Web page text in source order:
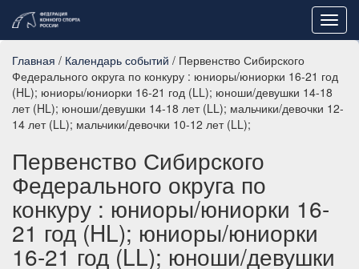
Главная / Календарь событий / Первенство Сибирского
Федерального округа по конкуру : юниоры/юниорки 16-21 год
(HL); юниоры/юниорки 16-21 год (LL); юноши/девушки 14-18
лет (HL); юноши/девушки 14-18 лет (LL); мальчики/девочки 12-
14 лет (LL); мальчики/девочки 10-12 лет (LL);
Первенство Сибирского
Федерального округа по
конкуру : юниоры/юниорки 16-
21 год (HL); юниоры/юниорки
16-21 год (LL); юноши/девушки